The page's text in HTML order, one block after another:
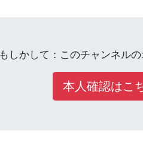
もしかして：このチャンネル
本人確認はこ